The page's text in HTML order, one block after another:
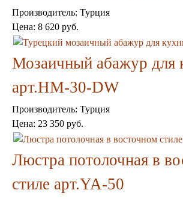
Курны в хамам
Кувшины и чаши в хамам
Краны и смесители в хамам
Медные тазы и ведра
Текстиль для хамама
Плитка Марокко
Мозаика Марокко
Двери Марокко
Бабуши тапочки
Вазы
Зеркала
Тарелки и блюда
Пепельницы
Производитель: Турция
Цена: 8 620 руб.
Мозаичный абажур для
арт.HM-30-DW
Производитель: Турция
Цена: 23 350 руб.
Люстра потолочная в
стиле арт.YA-50